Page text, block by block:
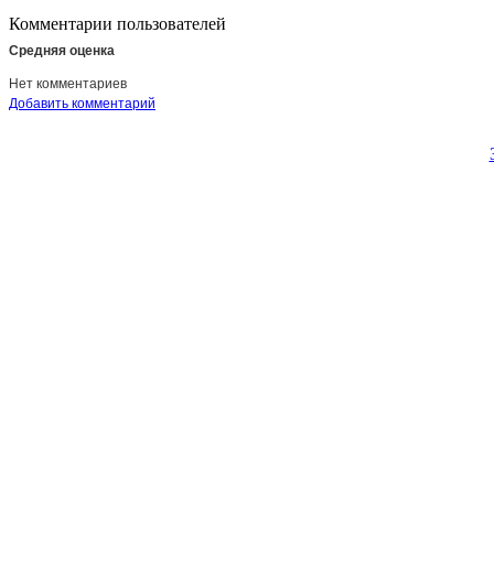
Комментарии пользователей
Средняя оценка
Нет комментариев
Добавить комментарий